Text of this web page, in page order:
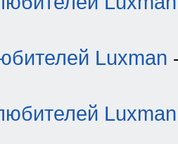
Luxman
Luxman